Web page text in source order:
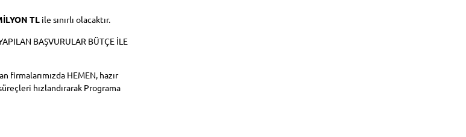
TL ile sınırlı olacaktır.
BAŞVURULAR BÜTÇE İLE
firmalarımızda HEMEN, hazır
hızlandırarak Programa